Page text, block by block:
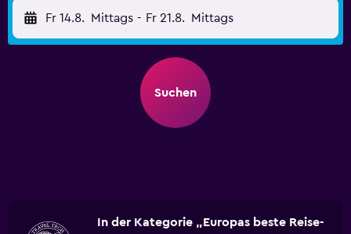
Fr 14.8. Mittags - Fr 21.8. Mittags
Suchen
In der Kategorie „Europas beste Reise-